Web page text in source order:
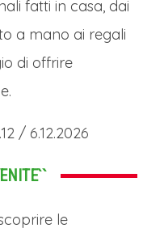
villaggio
che ha ispirato il
"La Bella e la
acciottolate che
una fiaba.
mercatino
fatti in casa, dai
a mano ai regali
di offrire
/ 6.12.2026
le